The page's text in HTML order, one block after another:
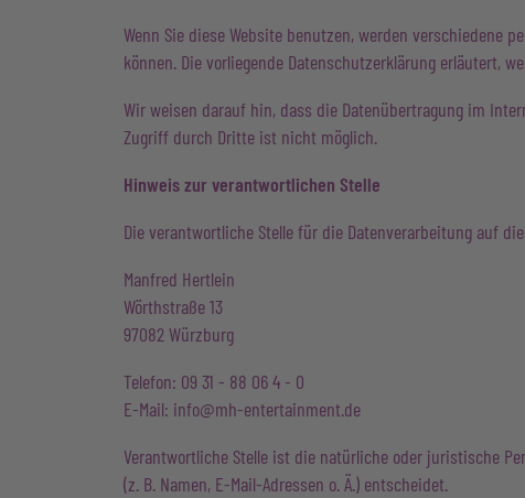
Wenn Sie diese Website benutzen, werden verschiedene
können. Die vorliegende Datenschutzerklärung erläutert,
Wir weisen darauf hin, dass die Datenübertragung im
Zugriff durch Dritte ist nicht möglich.
Hinweis zur verantwortlichen Stelle
Die verantwortliche Stelle für die Datenverarbeitung auf
Manfred Hertlein
Wörthstraße 13
97082 Würzburg
Telefon: 09 31 - 88 06 4 - 0
E-Mail: info@mh-entertainment.de
Verantwortliche Stelle ist die natürliche oder juristische
(z. B. Namen, E-Mail-Adressen o. Ä.) entscheidet.